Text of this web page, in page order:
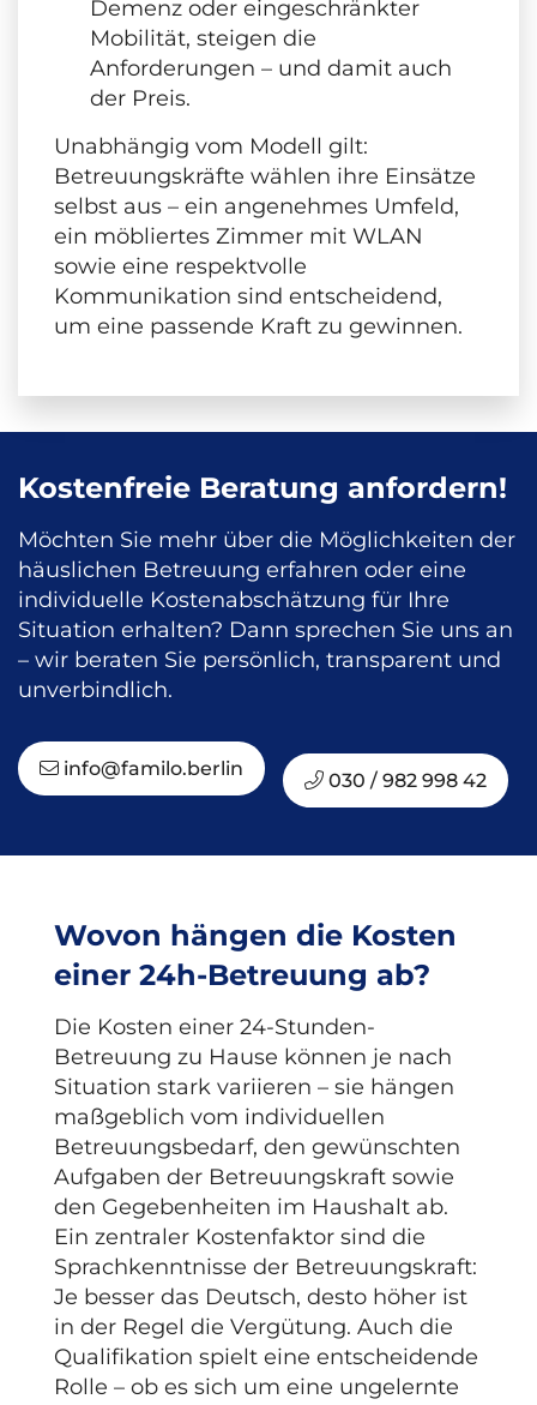
Demenz oder eingeschränkter
Mobilität, steigen die
Anforderungen – und damit auch
der Preis.
Unabhängig vom Modell gilt:
Betreuungskräfte wählen ihre Einsätze
selbst aus – ein angenehmes Umfeld,
ein möbliertes Zimmer mit WLAN
sowie eine respektvolle
Kommunikation sind entscheidend,
um eine passende Kraft zu gewinnen.
Kostenfreie Beratung anfordern!
Möchten Sie mehr über die Möglichkeiten der
häuslichen Betreuung erfahren oder eine
individuelle Kostenabschätzung für Ihre
Situation erhalten? Dann sprechen Sie uns an
– wir beraten Sie persönlich, transparent und
unverbindlich.
info@familo.berlin
030 / 982 998 42
Wovon hängen die Kosten
einer 24h-Betreuung ab?
Die Kosten einer 24-Stunden-
Betreuung zu Hause können je nach
Situation stark variieren – sie hängen
maßgeblich vom individuellen
Betreuungsbedarf, den gewünschten
Aufgaben der Betreuungskraft sowie
den Gegebenheiten im Haushalt ab.
Ein zentraler Kostenfaktor sind die
Sprachkenntnisse der Betreuungskraft:
Je besser das Deutsch, desto höher ist
in der Regel die Vergütung. Auch die
Qualifikation spielt eine entscheidende
Rolle – ob es sich um eine ungelernte